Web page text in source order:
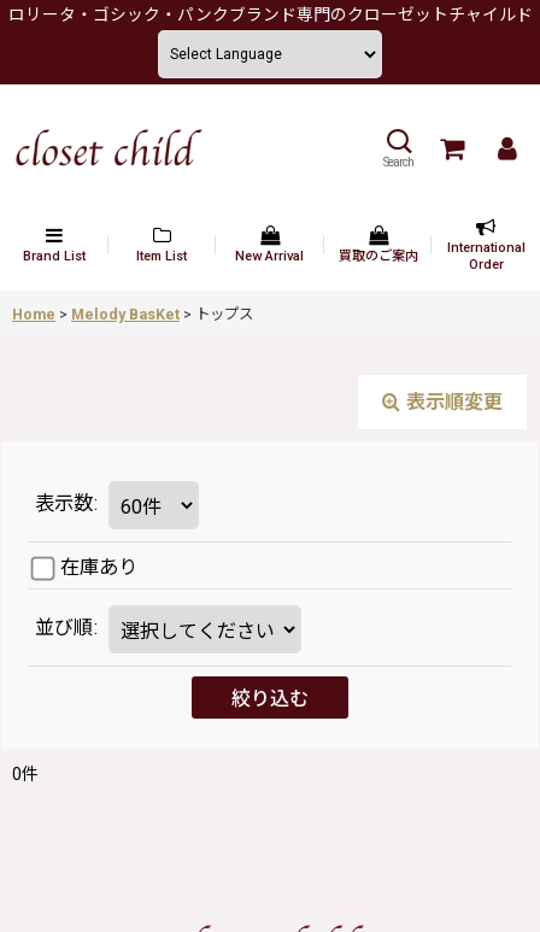
ロリータ・ゴシック・パンクブランド専門のクローゼットチャイルド
Search
Brand List Item List New Arrival 買取のご案内
International
Order
Home > Melody BasKet > トップス
表示順変更
表示数:
在庫あり
並び順:
絞り込む
0件